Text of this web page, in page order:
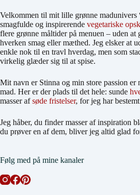
Velkommen til mit lille grønne madunivers
smagfulde og inspirerende vegetariske
flere grønne måltider på menuen – uden at
hverken smag eller mæthed. Jeg elsker at
enkle nok til en travl hverdag, men som
virkelig glæder sig til at spise.
Mit navn er Stinna og min store passion er
mad. Her er der plads til det hele: sunde
masser afsøde fristelser, for jeg har
Jeg håber, du finder masser af inspiration
du prøver en af dem, bliver jeg altid glad
Følg med på mine kanaler